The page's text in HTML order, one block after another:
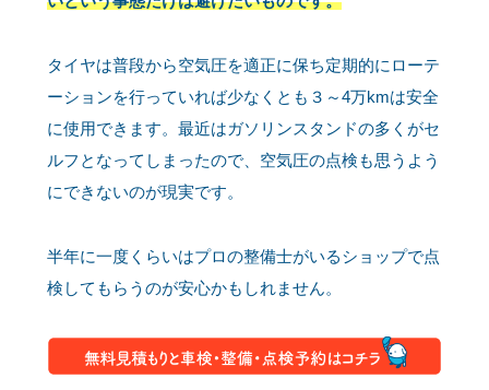
タイヤは普段から空気圧を適正に保ち定期的にローテ
ーションを行っていれば少なくとも３～4万kmは安全
に使用できます。最近はガソリンスタンドの多くがセ
ルフとなってしまったので、空気圧の点検も思うよう
にできないのが現実です。
半年に一度くらいはプロの整備士がいるショップで点
検してもらうのが安心かもしれません。